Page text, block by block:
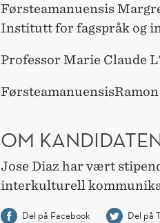
Førsteamanuensis
Institutt for fagspråk og
Professor Marie Claude
OM
Jose Diaz har vært
interkulturell
Del på Facebook Del på